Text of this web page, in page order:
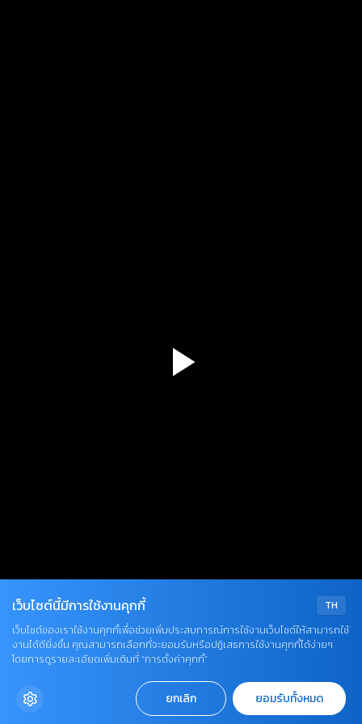
TH
เว็บไซต์นี้มีการใช้งานคุกกี้
เว็บไซต์ของเราใช้งานคุกกี้เพื่อช่วยเพิ่มประสบการณ์การใช้งานเว็บไซต์ให้สามารถใช้
งานได้ดียิ่งขึ้น คุณสามารถเลือกที่จะยอมรับหรือปฏิเสธการใช้งานคุกกี้ได้ง่ายๆ
โดยการดูรายละเอียดเพิ่มเติมที่ “การตั้งค่าคุกกี้”
ยกเลิก ยอมรับทั้งหมด